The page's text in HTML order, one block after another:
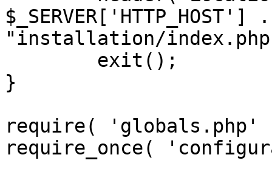
"installation/
}
require(
require_once(